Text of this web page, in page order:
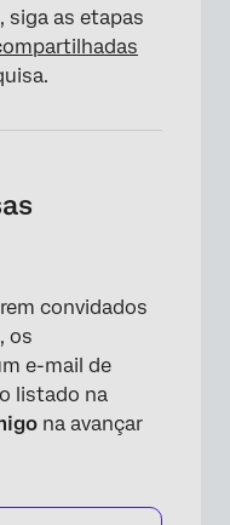
siga as etapas
convidados
os
e-mail de
listado na
na avançar